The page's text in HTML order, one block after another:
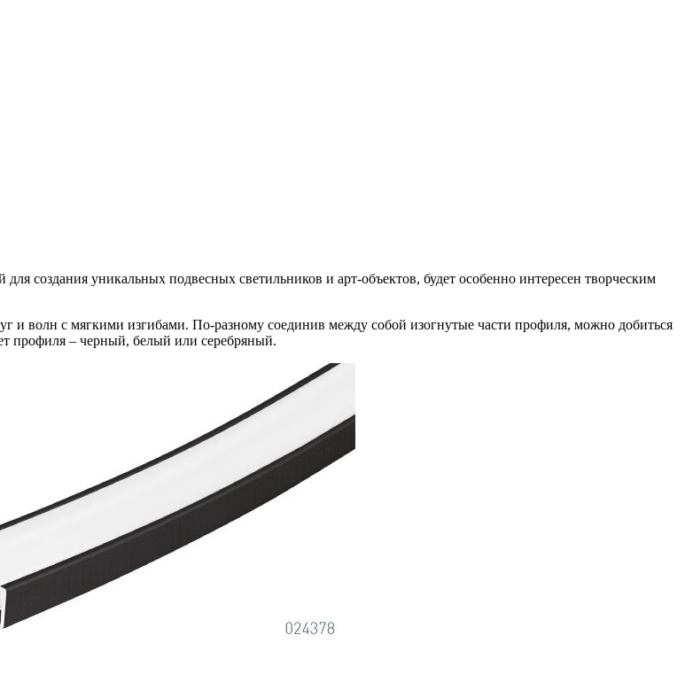
создания уникальных подвесных светильников и арт-объектов, будет особенно интересен творческим
и волн с мягкими изгибами. По-разному соединив между собой изогнутые части профиля, можно добиться
профиля – черный, белый или серебряный.